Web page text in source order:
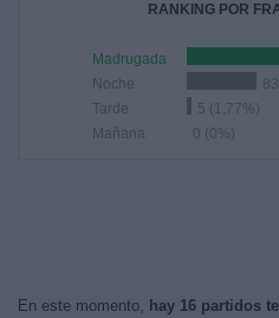
RANKING POR
Madrugada
Noche
Tarde
5 (1,77%)
Mañana
0 (0%)
En este momento, hay 16 partidos